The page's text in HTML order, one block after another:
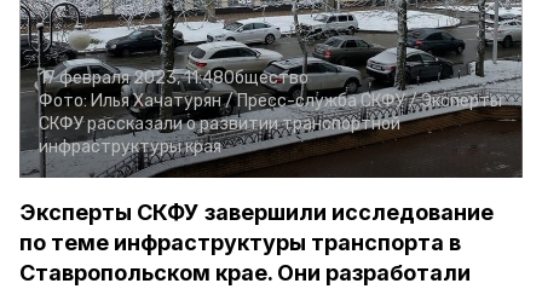
17 февраля 2023, 11:48Общество
Фото:Илья Хачатурян /Пресс-служба СКФУ /Эксперты
СКФУ рассказали о развитии транспортной
инфраструктуры края
Эксперты СКФУ завершили исследование
по теме инфраструктуры транспорта в
Ставропольском крае. Они разработали